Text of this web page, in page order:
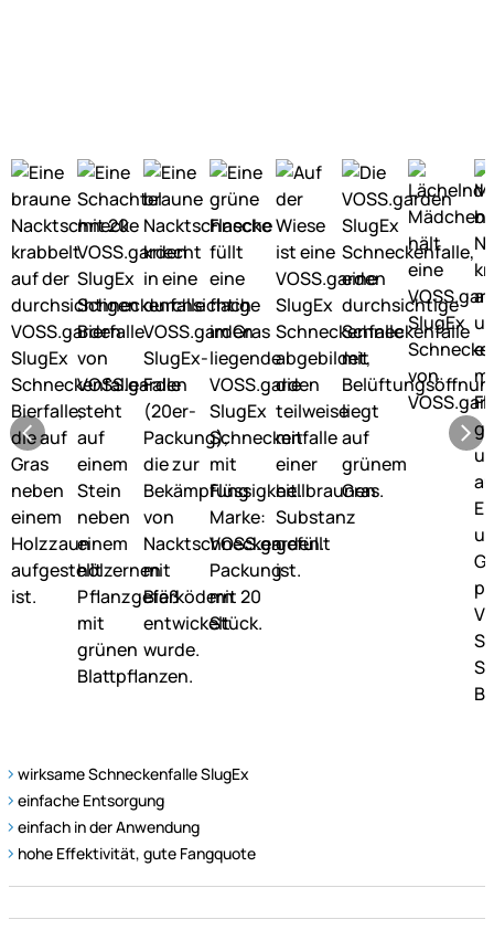
wirksame Schneckenfalle SlugEx
einfache Entsorgung
einfach in der Anwendung
hohe Effektivität, gute Fangquote